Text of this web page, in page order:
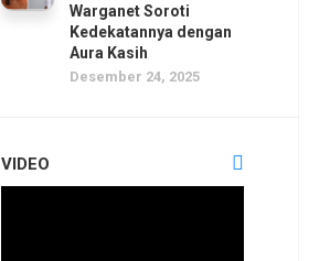
Warganet Soroti
Kedekatannya dengan
Aura Kasih
Desember 24, 2025
VIDEO